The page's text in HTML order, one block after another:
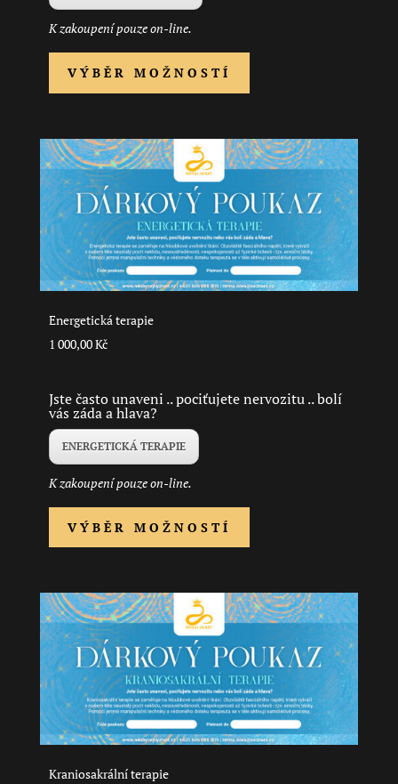
K zakoupení pouze on-line.
VÝBĚR MOŽNOSTÍ
Tento
má
variant.
Možnosti
lze
vybrat
na
stránce
produktu
Energetická terapie
1 000,00Kč
Jste často unaveni .. pociťujete nervozitu .. bolí
vás záda a hlava?
ENERGETICKÁ TERAPIE
K zakoupení pouze on-line.
VÝBĚR MOŽNOSTÍ
Tento
má
variant.
Možnosti
lze
vybrat
na
stránce
produktu
Kraniosakrální terapie